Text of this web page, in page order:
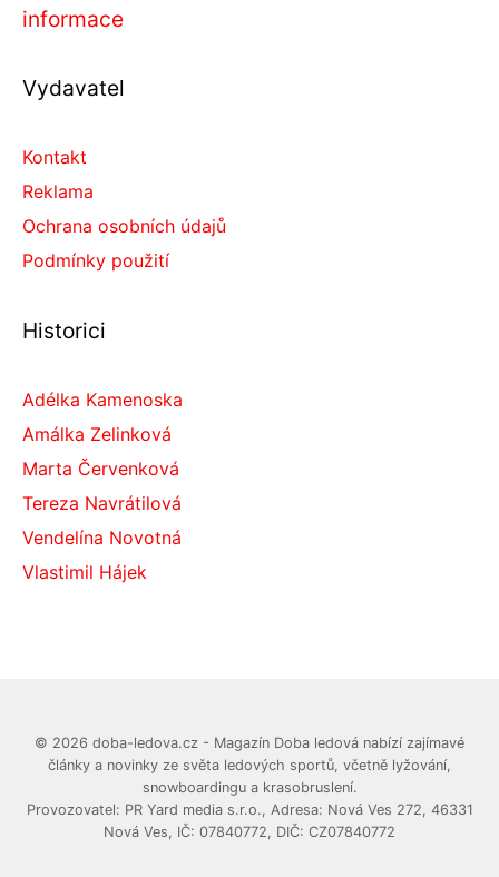
informace
Vydavatel
Kontakt
Reklama
Ochrana osobních údajů
Podmínky použití
Historici
Adélka Kamenoska
Amálka Zelinková
Marta Červenková
Tereza Navrátilová
Vendelína Novotná
Vlastimil Hájek
© 2026 doba-ledova.cz - Magazín Doba ledová nabízí zajímavé
články a novinky ze světa ledových sportů, včetně lyžování,
snowboardingu a krasobruslení.
Provozovatel: PR Yard media s.r.o., Adresa: Nová Ves 272, 46331
Nová Ves, IČ: 07840772, DIČ: CZ07840772